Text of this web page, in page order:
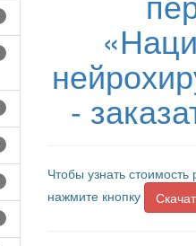
-
Чтобы узнать
нажмите кнопку